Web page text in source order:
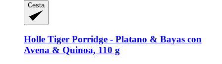
Cesta
Holle Tiger Porridge -​ Platano & Bayas con
Avena & Quinoa, 110 g